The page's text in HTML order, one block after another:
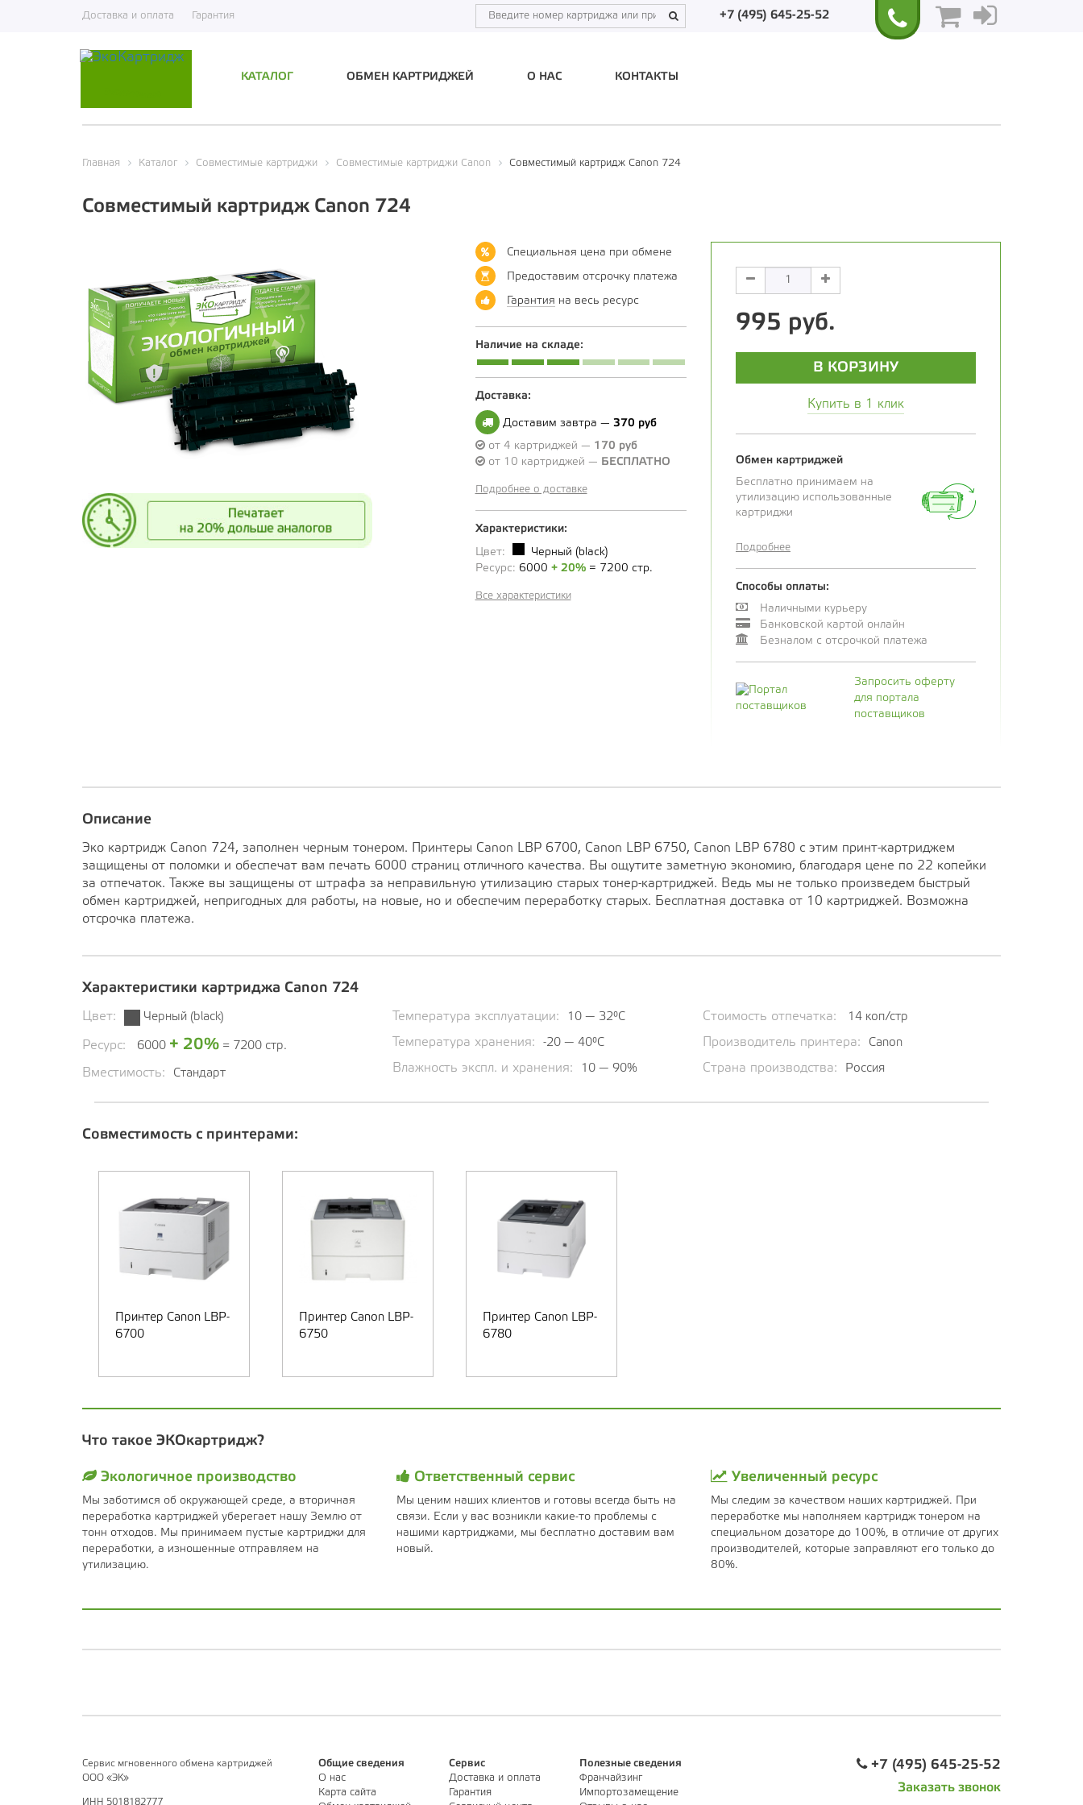
Доставка и оплата Гарантия +7 (495) 645-25-52
КАТАЛОГ ОБМЕН КАРТРИДЖЕЙ О НАС КОНТАКТЫ
Главная Каталог Совместимые картриджи Совместимые картриджи Canon Совместимый картридж Canon 724
Совместимый картридж Canon 724
995 руб.
В КОРЗИНУ
Купить в 1 клик
Обмен картриджей
Бесплатно принимаем на
утилизацию использованные
картриджи
Подробнее
Способы оплаты:
Наличными курьеру
Банковской картой онлайн
Безналом с отсрочкой платежа
Запросить оферту
для портала
поставщиков
Специальная цена при обмене
Предоставим отсрочку платежа
Гарантия на весь ресурс
Наличие на складе:
Доставка:
Доставим завтра — 370 руб
от 4 картриджей — 170 руб
от 10 картриджей —
БЕСПЛАТНО
Подробнее о доставке
Характеристики:
Цвет:
Черный (black)
Ресурс: 6000 + 20%= 7200 стр.
Все характеристики
Описание
Эко картридж Canon 724, заполнен черным тонером. Принтеры Canon LBP 6700, Canon LBP 6750, Canon LBP 6780 с этим принт-картриджем
защищены от поломки и обеспечат вам печать 6000 страниц отличного качества. Вы ощутите заметную экономию, благодаря цене по 22 копейки
за отпечаток. Также вы защищены от штрафа за неправильную утилизацию старых тонер-картриджей. Ведь мы не только произведем быстрый
обмен картриджей, непригодных для работы, на новые, но и обеспечим переработку старых. Бесплатная доставка от 10 картриджей. Возможна
отсрочка платежа.
Характеристики картриджа Canon 724
Цвет: Черный (black)
Ресурс: 6000 + 20% = 7200 стр.
Вместимость: Стандарт
Температура эксплуатации: 10 — 32°C
Температура хранения: -20 — 40°C
Влажность экспл. и хранения: 10 — 90%
Стоимость отпечатка: 14 коп/стр
Производитель принтера: Canon
Страна производства: Россия
Совместимость с принтерами:
Принтер Canon LBP-
6700
Принтер Canon LBP-
6750
Принтер Canon LBP-
6780
Что такое ЭКОкартридж?
Экологичное производство
Мы заботимся об окружающей среде, а вторичная
переработка картриджей уберегает нашу Землю от
тонн отходов. Мы принимаем пустые картриджи для
переработки, а изношенные отправляем на
утилизацию.
Ответственный сервис
Мы ценим наших клиентов и готовы всегда быть на
связи. Если у вас возникли какие-то проблемы с
нашими картриджами, мы бесплатно доставим вам
новый.
Увеличенный ресурс
Мы следим за качеством наших картриджей. При
переработке мы наполняем картридж тонером на
специальном дозаторе до 100%, в отличие от других
производителей, которые заправляют его только до
80%.
+7 (495) 645-25-52
Заказать звонок
Сервис мгновенного обмена картриджей
ООО «ЭК»
ИНН 5018182777
Общие сведения
О нас
Карта сайта
Сервис
Доставка и оплата
Гарантия
Полезные сведения
Франчайзинг
Импортозамещение